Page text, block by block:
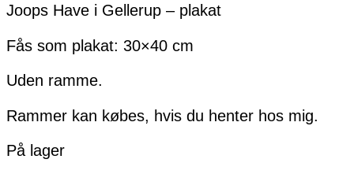
Joops Have i Gellerup – plakat
Fås som plakat: 30×40 cm
Uden ramme.
Rammer kan købes, hvis du henter hos mig.
På lager